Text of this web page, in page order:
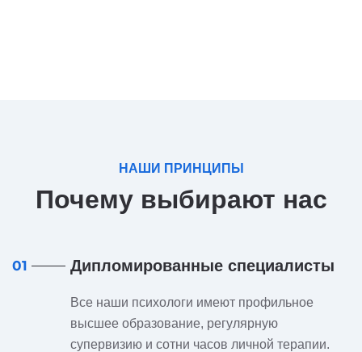
НАШИ ПРИНЦИПЫ
Почему выбирают нас
01 Дипломированные специалисты
Все наши психологи имеют профильное
высшее образование, регулярную
супервизию и сотни часов личной терапии.